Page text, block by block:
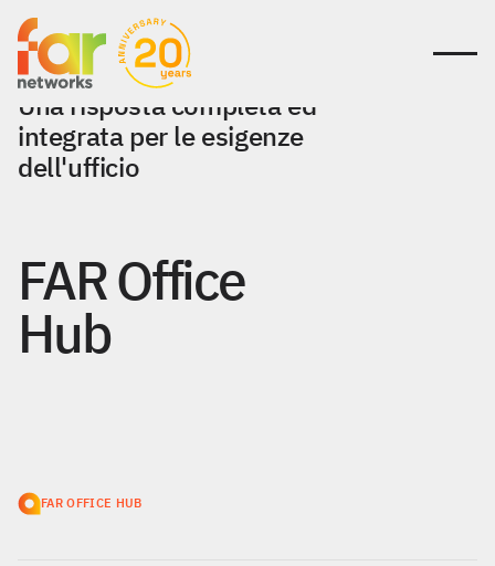
Una risposta completa ed
integrata per le esigenze
dell'ufficio
FAR Office
Hub
FAR OFFICE HUB